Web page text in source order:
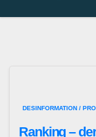
DESINFORMATION /
Ranking –